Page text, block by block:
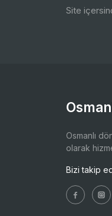
Site
Osmanlı
olarak
Bizi takip